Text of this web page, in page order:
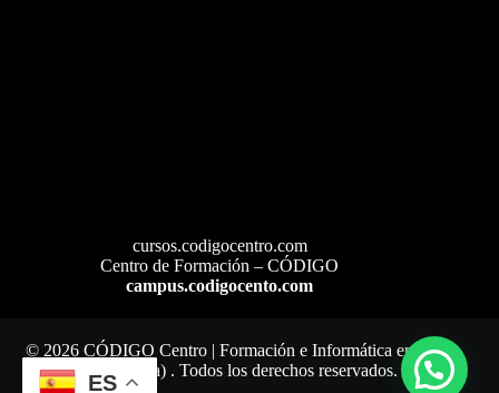
cursos.codigocentro.com:
Cuenta
Centro de Formación – CÓDIGO
campus.codigocento.com:
© 2026 CÓDIGO Centro | Formación e Informática en
Caudete (España) . Todos los derechos reservados.
ES